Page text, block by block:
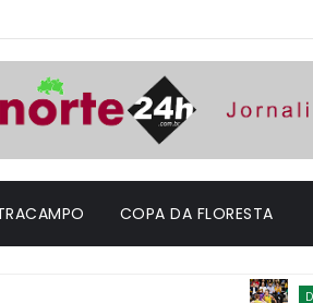
COPA DA FLORESTA
DESTAQUE